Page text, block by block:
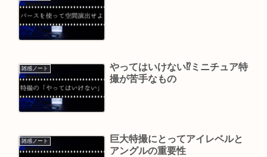
雑感ノート
やってはいけない⁉ミニチュア特
撮が苦手なもの
雑感ノート
巨大特撮にとってアイレベルと
アングルの重要性